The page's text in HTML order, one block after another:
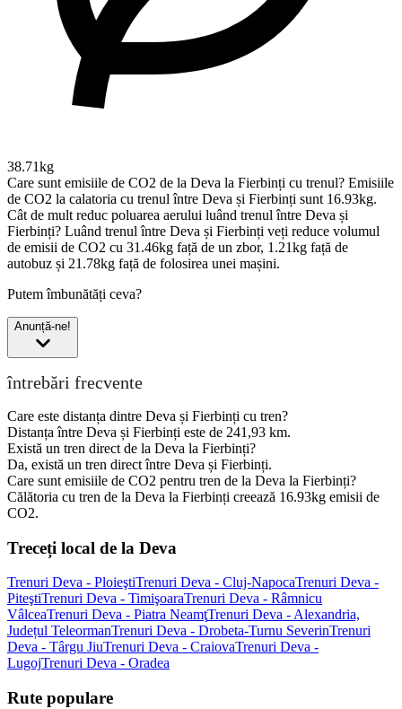
38.71kg
Care sunt emisiile de CO2 de la Deva la Fierbinți cu trenul? Emisiile
de CO2 la calatoria cu trenul între Deva și Fierbinți sunt 16.93kg.
Cât de mult reduc poluarea aerului luând trenul între Deva și
Fierbinți? Luând trenul între Deva și Fierbinți veți reduce volumul
de emisii de CO2 cu 31.46kg față de un zbor, 1.21kg față de
autobuz și 21.78kg față de folosirea unei mașini.
Putem îmbunătăți ceva?
Anunță-ne!
întrebări frecvente
Care este distanța dintre Deva și Fierbinți cu tren?
Distanța între Deva și Fierbinți este de 241,93 km.
Există un tren direct de la Deva la Fierbinți?
Da, există un tren direct între Deva și Fierbinți.
Care sunt emisiile de CO2 pentru tren de la Deva la Fierbinți?
Călătoria cu tren de la Deva la Fierbinți creează 16.93kg emisii de
CO2.
Treceți local de la Deva
Trenuri Deva - PloieştiTrenuri Deva - Cluj-NapocaTrenuri Deva -
PiteştiTrenuri Deva - TimişoaraTrenuri Deva - Râmnicu
VâlceaTrenuri Deva - Piatra NeamţTrenuri Deva - Alexandria,
Județul TeleormanTrenuri Deva - Drobeta-Turnu SeverinTrenuri
Deva - Târgu JiuTrenuri Deva - CraiovaTrenuri Deva -
LugojTrenuri Deva - Oradea
Rute populare